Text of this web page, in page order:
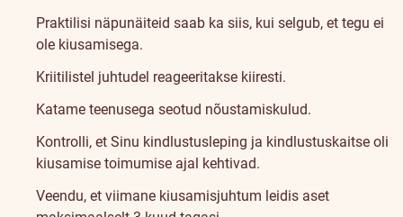
Praktilisi näpunäiteid saab ka siis, kui selgub, et tegu ei
ole kiusamisega.
Kriitilistel juhtudel reageeritakse kiiresti.
Katame teenusega seotud nõustamiskulud.
Kontrolli, et Sinu kindlustusleping ja kindlustuskaitse oli
kiusamise toimumise ajal kehtivad.
Veendu, et viimane kiusamisjuhtum leidis aset